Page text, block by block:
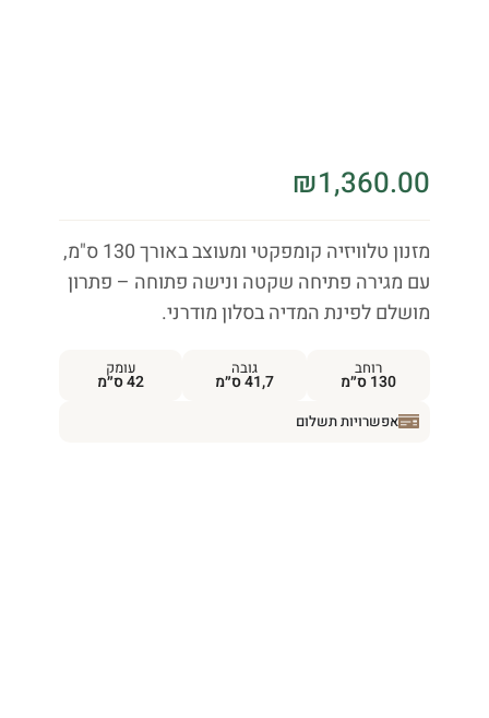
₪1,360.00
מזנון טלוויזיה קומפקטי ומעוצב באורך 130 ס"מ,
עם מגירה פתיחה שקטה ונישה פתוחה – פתרון
מושלם לפינת המדיה בסלון מודרני.
רוחב
130 ס״מ
גובה
41,7 ס״מ
עומק
42 ס״מ
אפשרויות תשלום